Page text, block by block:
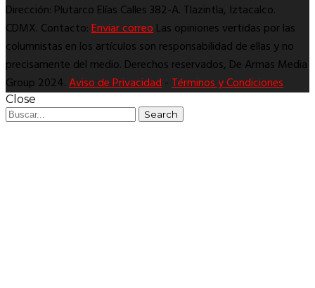
Dirección: Plutarco Elías Calles 382-A. Tlazintla, Iztacalco.
CDMX. Contacto:Enviar correoLas opiniones vertidas por las
columnistas en los artículos son responsabilidad de ellas y no
precisamente del medio. Derechos reservados, De Armas Media
Group 2024.Aviso de Privacidad-Términos y Condiciones
Close